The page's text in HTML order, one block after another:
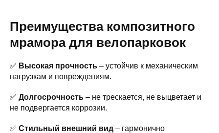
Преимущества композитного
мрамора для велопарковок
✅ Высокая прочность – устойчив к механическим
нагрузкам и повреждениям.
✅ Долгосрочность – не трескается, не выцветает и
не подвергается коррозии.
✅ Стильный внешний вид – гармонично